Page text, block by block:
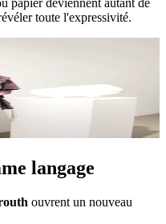
toute l'expressivité.
langage
ouvrent un nouveau